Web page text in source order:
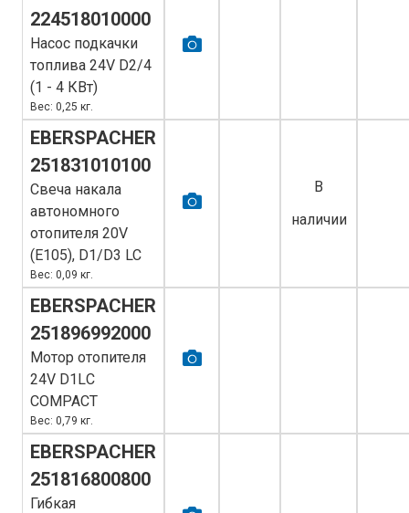
224518010000
Насос подкачки
топлива 24V D2/4
(1 - 4 КВт)
Вес: 0,25 кг.
EBERSPACHER
251831010100
Свеча накала
автономного
отопителя 20V
(E105), D1/D3 LC
Вес: 0,09 кг.
В
наличии
EBERSPACHER
251896992000
Мотор отопителя
24V D1LС
COMPACT
Вес: 0,79 кг.
EBERSPACHER
251816800800
Гибкая